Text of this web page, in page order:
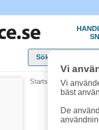
Startsida »
Vi
Vi
bäst
De